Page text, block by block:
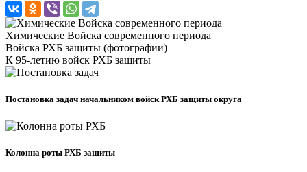
Химические Войска современного периода
Войска РХБ защиты (фотографии)
К 95-летию войск РХБ защиты
Постановка задач начальником войск РХБ защиты округа
Колонна роты РХБ защиты